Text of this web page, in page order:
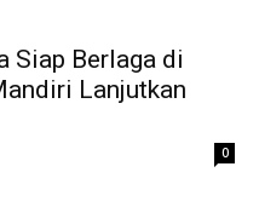
Siap Berlaga di
Lanjutkan
0